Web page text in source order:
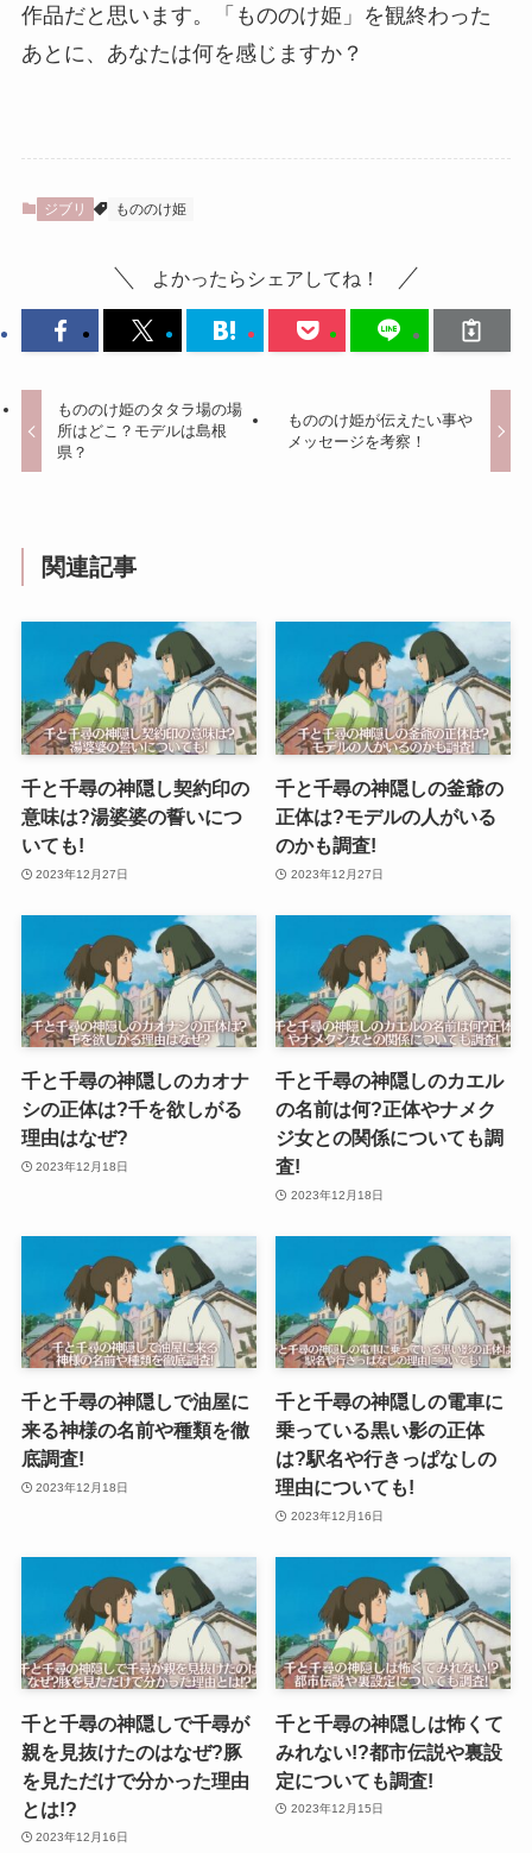
作品だと思います。「もののけ姫」を観終わった
あとに、あなたは何を感じますか？
ジブリ もののけ姫
よかったらシェアしてね！
もののけ姫のタタラ場の場
所はどこ？モデルは島根
県？
もののけ姫が伝えたい事や
メッセージを考察！
関連記事
千と千尋の神隠し契約印の
意味は?湯婆婆の誓いにつ
いても!
2023年12月27日
千と千尋の神隠しの釜爺の
正体は?モデルの人がいる
のかも調査!
2023年12月27日
千と千尋の神隠しのカオナ
シの正体は?千を欲しがる
理由はなぜ?
2023年12月18日
千と千尋の神隠しのカエル
の名前は何?正体やナメク
ジ女との関係についても調
査!
2023年12月18日
千と千尋の神隠しで油屋に
来る神様の名前や種類を徹
底調査!
2023年12月18日
千と千尋の神隠しの電車に
乗っている黒い影の正体
は?駅名や行きっぱなしの
理由についても!
2023年12月16日
千と千尋の神隠しで千尋が
親を見抜けたのはなぜ?豚
を見ただけで分かった理由
とは!?
2023年12月16日
千と千尋の神隠しは怖くて
みれない!?都市伝説や裏設
定についても調査!
2023年12月15日